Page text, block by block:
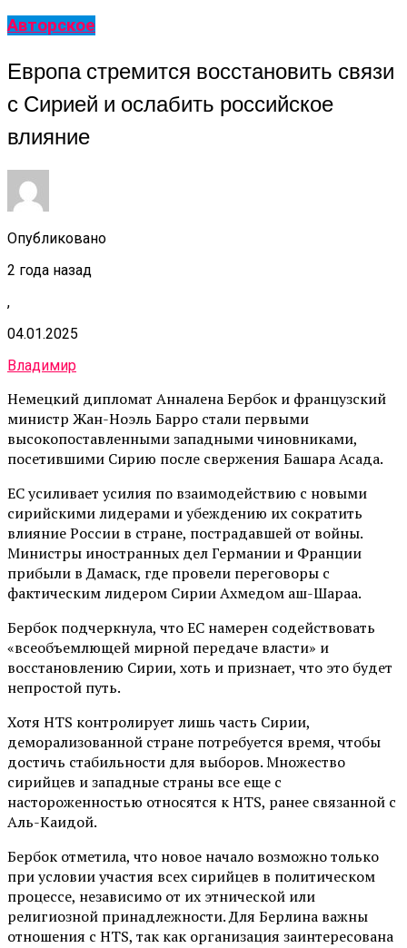
Авторское
Европа стремится восстановить связи
с Сирией и ослабить российское
влияние
Опубликовано
2 года назад
,
04.01.2025
Владимир
Немецкий дипломат Анналена Бербок и французский
министр Жан-Ноэль Барро стали первыми
высокопоставленными западными чиновниками,
посетившими Сирию после свержения Башара Асада.
ЕС усиливает усилия по взаимодействию с новыми
сирийскими лидерами и убеждению их сократить
влияние России в стране, пострадавшей от войны.
Министры иностранных дел Германии и Франции
прибыли в Дамаск, где провели переговоры с
фактическим лидером Сирии Ахмедом аш-Шараа.
Бербок подчеркнула, что ЕС намерен содействовать
«всеобъемлющей мирной передаче власти» и
восстановлению Сирии, хоть и признает, что это будет
непростой путь.
Хотя HTS контролирует лишь часть Сирии,
деморализованной стране потребуется время, чтобы
достичь стабильности для выборов. Множество
сирийцев и западные страны все еще с
настороженностью относятся к HTS, ранее связанной с
Аль-Каидой.
Бербок отметила, что новое начало возможно только
при условии участия всех сирийцев в политическом
процессе, независимо от их этнической или
религиозной принадлежности. Для Берлина важны
отношения с HTS, так как организация заинтересована